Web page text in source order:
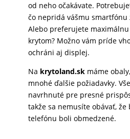
od neho očakávate.
čo nepridá vášmu smartfónu
Alebo preferujete
krytom? Možno vám príde
ochráni aj displej.
Na krytoland.skmáme
mnohé ďalšie požiadavky.
navrhnuté pre presné
takže sa nemusíte obávať, že
telefónu boli obmedzené.